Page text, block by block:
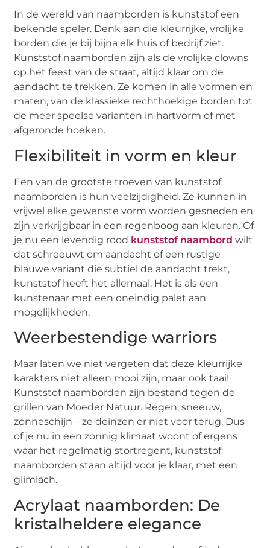
In de wereld van naamborden is kunststof een
bekende speler. Denk aan die kleurrijke, vrolijke
borden die je bij bijna elk huis of bedrijf ziet.
Kunststof naamborden zijn als de vrolijke clowns
op het feest van de straat, altijd klaar om de
aandacht te trekken. Ze komen in alle vormen en
maten, van de klassieke rechthoekige borden tot
de meer speelse varianten in hartvorm of met
afgeronde hoeken.
Flexibiliteit in vorm en kleur
Een van de grootste troeven van kunststof
naamborden is hun veelzijdigheid. Ze kunnen in
vrijwel elke gewenste vorm worden gesneden en
zijn verkrijgbaar in een regenboog aan kleuren. Of
je nu een levendig rood kunststof naambord wilt
dat schreeuwt om aandacht of een rustige
blauwe variant die subtiel de aandacht trekt,
kunststof heeft het allemaal. Het is als een
kunstenaar met een oneindig palet aan
mogelijkheden.
Weerbestendige warriors
Maar laten we niet vergeten dat deze kleurrijke
karakters niet alleen mooi zijn, maar ook taai!
Kunststof naamborden zijn bestand tegen de
grillen van Moeder Natuur. Regen, sneeuw,
zonneschijn – ze deinzen er niet voor terug. Dus
of je nu in een zonnig klimaat woont of ergens
waar het regelmatig stortregent, kunststof
naamborden staan altijd voor je klaar, met een
glimlach.
Acrylaat naamborden: De
kristalheldere elegance